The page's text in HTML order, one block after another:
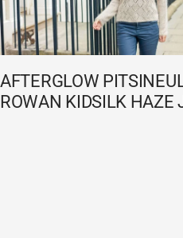
AFTERGLOW
ROWAN KIDSILK HAZE